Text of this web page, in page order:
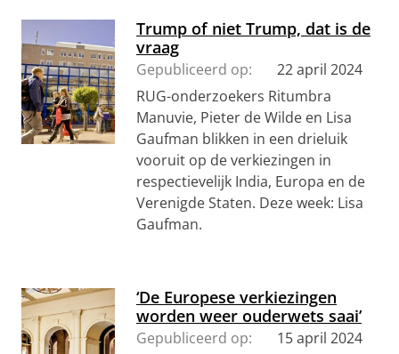
Trump of niet Trump, dat is de
vraag
Gepubliceerd op:
22 april 2024
RUG-onderzoekers Ritumbra
Manuvie, Pieter de Wilde en Lisa
Gaufman blikken in een drieluik
vooruit op de verkiezingen in
respectievelijk India, Europa en de
Verenigde Staten. Deze week: Lisa
Gaufman.
‘De Europese verkiezingen
worden weer ouderwets saai’
Gepubliceerd op:
15 april 2024